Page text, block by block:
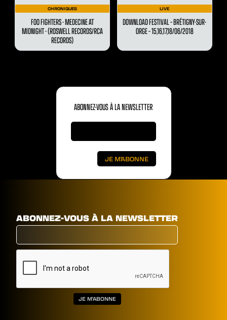
CHRONIQUES
FOO FIGHTERS - MEDECINE AT
MIDNIGHT - (ROSWELL RECORDS/RCA
RECORDS)
LIVE
DOWNLOAD FESTIVAL – BRÉTIGNY-SUR-
ORGE – 15,16,17,18/06/2018
ABONNEZ-VOUS À LA NEWSLETTER
ABONNEZ-VOUS À LA NEWSLETTER